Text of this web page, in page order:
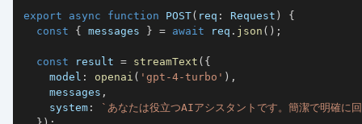
export async function POST( req : Request )
{
const
{ messages } = await req . json ( ) ;
const result = streamText ( {
    model
: openai ( 'gpt-4-turbo' ) ,
    messages
,
    system
: ` あなたは役立つAIアシスタントです。簡潔で明確に